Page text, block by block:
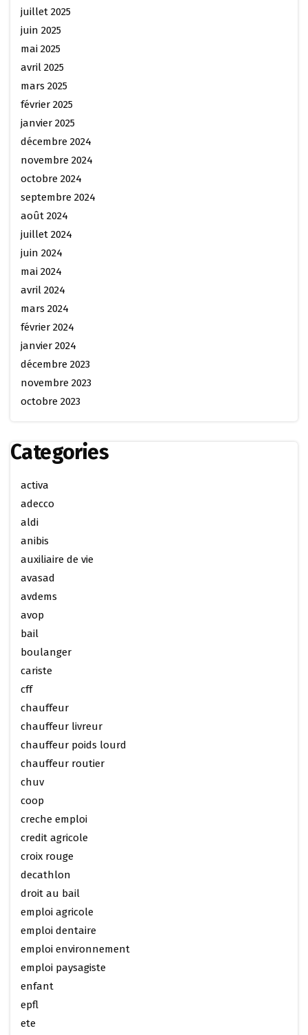
juillet 2025
juin 2025
mai 2025
avril 2025
mars 2025
février 2025
janvier 2025
décembre 2024
novembre 2024
octobre 2024
septembre 2024
août 2024
juillet 2024
juin 2024
mai 2024
avril 2024
mars 2024
février 2024
janvier 2024
décembre 2023
novembre 2023
octobre 2023
Categories
activa
adecco
aldi
anibis
auxiliaire de vie
avasad
avdems
avop
bail
boulanger
cariste
cff
chauffeur
chauffeur livreur
chauffeur poids lourd
chauffeur routier
chuv
coop
creche emploi
credit agricole
croix rouge
decathlon
droit au bail
emploi agricole
emploi dentaire
emploi environnement
emploi paysagiste
enfant
epfl
ete